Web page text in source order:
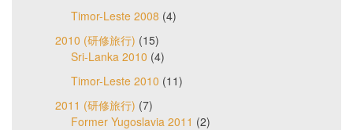
Timor-Leste 2008 (4)
2010 (研修旅行) (15)
Sri-Lanka 2010 (4)
Timor-Leste 2010 (11)
2011 (研修旅行) (7)
Former Yugoslavia 2011 (2)